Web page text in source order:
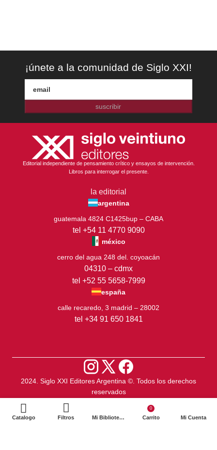
¡únete a la comunidad de Siglo XXI!
suscribir
Editorial independiente de pensamiento crítico y ensayos de intervención.
Libros para interrogar el presente.
la editorial
argentina
guatemala 4824 C1425bup – CABA
tel +54 11 4770 9090
méxico
cerro del agua 248 del. coyoacán
04310 – cdmx
tel +52 55 5658-7999
españa
calle recaredo, 3 madrid – 28002
tel +34 91 650 1841
2024. Siglo XXI Editores Argentina ©️. Todos los derechos
reservados
Catalogo Filtros Mi Biblioteca
0
Carrito Mi Cuenta